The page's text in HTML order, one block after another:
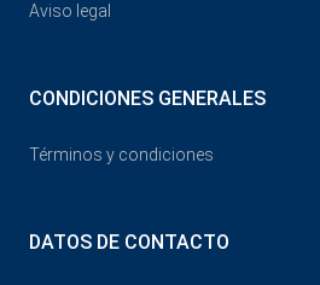
Aviso legal
CONDICIONES GENERALES
Términos y condiciones
DATOS DE CONTACTO